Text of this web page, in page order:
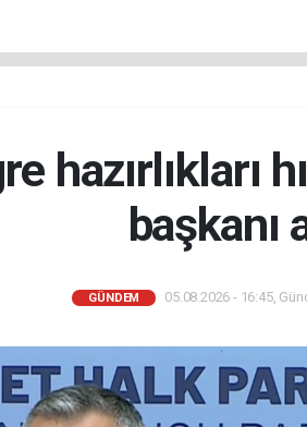
hazırlıkları
başkanı
GÜNDEM 05.08.2026 - 16:45,